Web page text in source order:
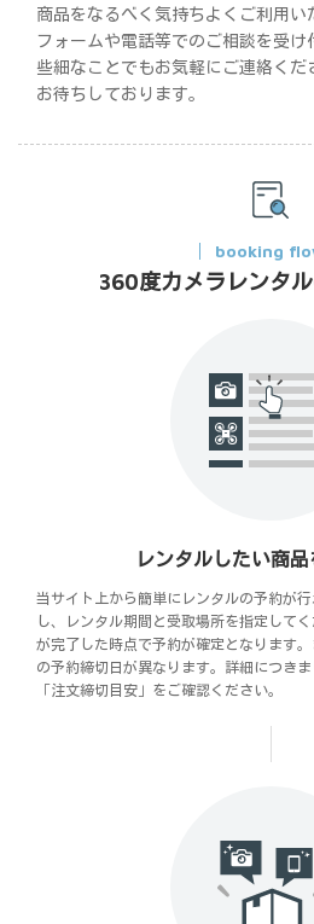
商品をなるべく気持ちよくご利用
フォームや電話等でのご相談を受
些細なことでもお気軽にご連絡くだ
お待ちしております。
booking
360度カメラレンタ
レンタルしたい商
当サイト上から簡単にレンタルの予約が
し、レンタル期間と受取場所を指定して
が完了した時点で予約が確定となります
の予約締切日が異なります。詳細につき
「注文締切目安」をご確認ください。